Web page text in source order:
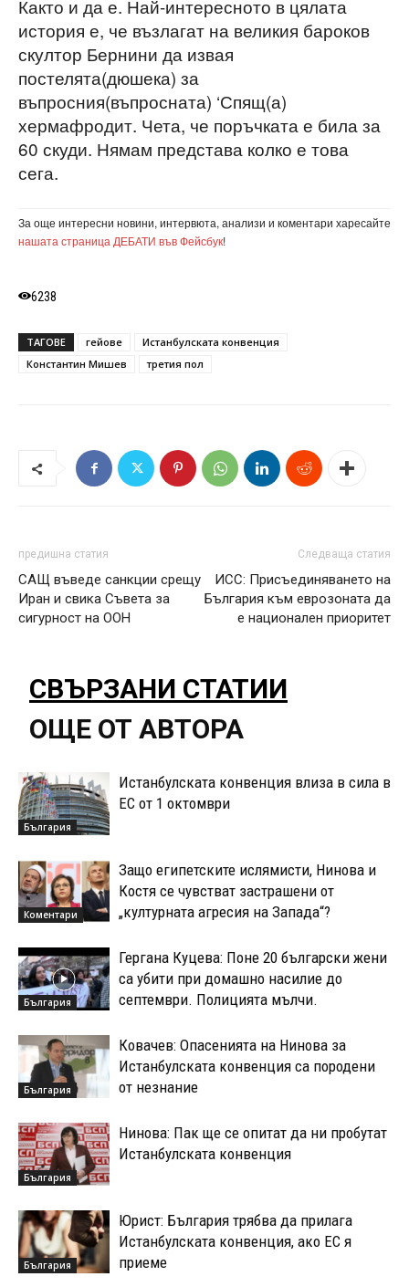
Както и да е. Най-интересното в цялата
история е, че възлагат на великия бароков
скултор Бернини да извая
постелята(дюшека) за
въпросния(въпросната) ‘Спящ(а)
хермафродит. Чета, че поръчката е била за
60 скуди. Нямам представа колко е това
сега.
За още интересни новини, интервюта, анализи и коментари харесайте
нашата страница ДЕБАТИ във Фейсбук!
6238
ТАГОВЕ гейове
Истанбулската конвенция
Константин Мишев
третия пол
предишна статия
САЩ въведе санкции срещу
Иран и свика Съвета за
сигурност на ООН
Следваща статия
ИСС: Присъединяването на
България към еврозоната да
е национален приоритет
СВЪРЗАНИ СТАТИИ
ОЩЕ ОТ АВТОРА
България
Истанбулската конвенция влиза в сила в
ЕС от 1 октомври
Коментари
Защо египетските ислямисти, Нинова и
Костя се чувстват застрашени от
„културната агресия на Запада“?
България
Гергана Куцева: Поне 20 български жени
са убити при домашно насилие до
септември. Полицията мълчи.
България
Ковачев: Опасенията на Нинова за
Истанбулската конвенция са породени
от незнание
България
Нинова: Пак ще се опитат да ни пробутат
Истанбулската конвенция
България
Юрист: България трябва да прилага
Истанбулската конвенция, ако ЕС я
приеме